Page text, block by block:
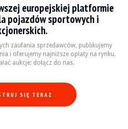
moc 300 KM, gdy opuszczał fabrykę.
europejskiej platformie
pojazdów sportowych i
zaufania sprzedawców, publikujemy
i oferujemy najniższe opłaty na rynku.
aukcje: dołącz do nas.
SIĘ TERAZ